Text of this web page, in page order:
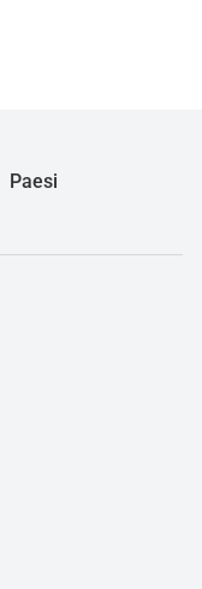
Paesi